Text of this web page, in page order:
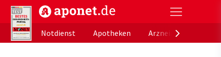
aponet.de - Das offizielle Gesundheitsportal der
Notdienst
Apotheken